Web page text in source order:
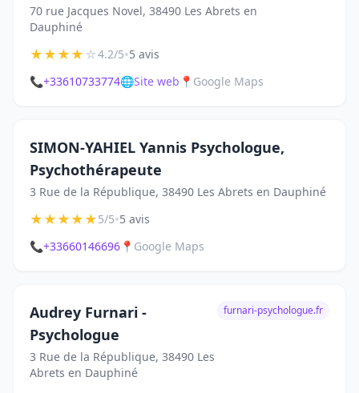
70 rue Jacques Novel, 38490 Les Abrets en
Dauphiné
★★★★☆4.2/5•5 avis
📞+33610733774🌐Site web 📍 Google Maps
SIMON-YAHIEL Yannis Psychologue,
Psychothérapeute
3 Rue de la République, 38490 Les Abrets en Dauphiné
★★★★★5/5•5 avis
📞+33660146696 📍 Google Maps
Audrey Furnari -
Psychologue
3 Rue de la République, 38490 Les
Abrets en Dauphiné
furnari-psychologue.fr